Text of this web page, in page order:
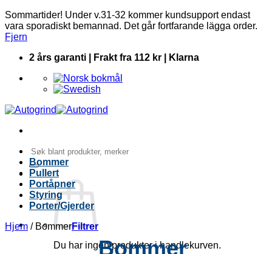
Sommartider! Under v.31-32 kommer kundsupport endast
vara sporadiskt bemannad. Det går fortfarande lägga order.
Fjern
Skip
content
2 års garanti | Frakt fra 112 kr | Klarna
Søk
etter:
Du har ingen produkter i handlekurven.
Bommer
Pullert
Portåpner
Styring
Porter/Gjerder
Bommer
Hjem /BommerFiltrer